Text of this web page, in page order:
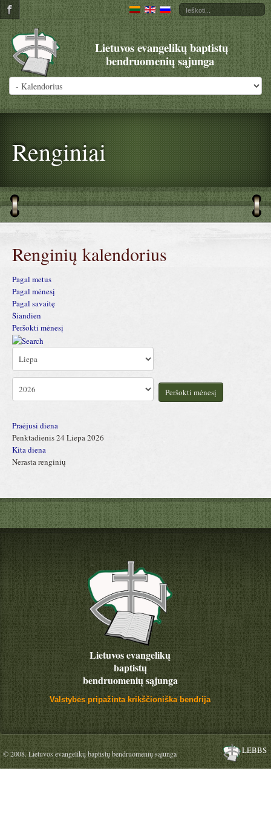
Lietuvos evangelikų baptistų
bendruomenių sąjunga
Renginiai
Renginių kalendorius
Pagal metus
Pagal mėnesį
Pagal savaitę
Šiandien
Peršokti mėnesį
Peršokti mėnesį
Praėjusi diena
Penktadienis 24 Liepa 2026
Kita diena
Nerasta renginių
Lietuvos evangelikų
baptistų
bendruomenių sąjunga
Valstybės pripažinta krikščioniška bendrija
© 2008. Lietuvos evangelikų baptistų bendruomenių sąjunga LEBBS